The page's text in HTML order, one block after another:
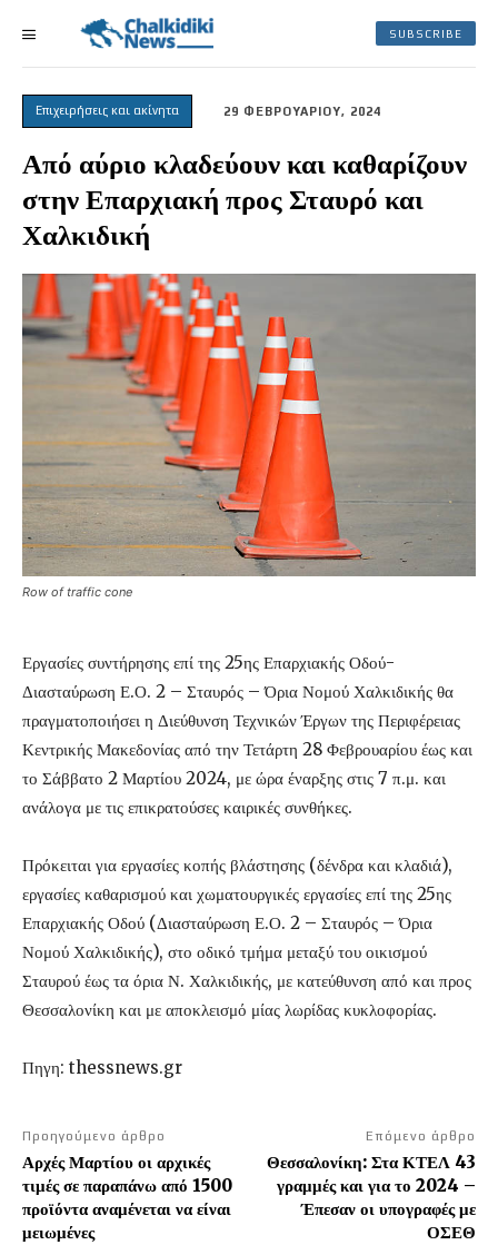
SUBSCRIBE
Επιχειρήσεις και ακίνητα 29 ΦΕΒΡΟΥΑΡΙΟΥ, 2024
Από αύριο κλαδεύουν και καθαρίζουν
στην Επαρχιακή προς Σταυρό και
Χαλκιδική
Row of traffic cone
Εργασίες συντήρησης επί της 25ης Επαρχιακής Οδού-
Διασταύρωση Ε.Ο. 2 – Σταυρός – Όρια Νομού Χαλκιδικής θα
πραγματοποιήσει η Διεύθυνση Τεχνικών Έργων της Περιφέρειας
Κεντρικής Μακεδονίας από την Τετάρτη 28 Φεβρουαρίου έως και
το Σάββατο 2 Μαρτίου 2024, με ώρα έναρξης στις 7 π.μ. και
ανάλογα με τις επικρατούσες καιρικές συνθήκες.
Πρόκειται για εργασίες κοπής βλάστησης (δένδρα και κλαδιά),
εργασίες καθαρισμού και χωματουργικές εργασίες επί της 25ης
Επαρχιακής Οδού (Διασταύρωση Ε.Ο. 2 – Σταυρός – Όρια
Νομού Χαλκιδικής), στο οδικό τμήμα μεταξύ του οικισμού
Σταυρού έως τα όρια Ν. Χαλκιδικής, με κατεύθυνση από και προς
Θεσσαλονίκη και με αποκλεισμό μίας λωρίδας κυκλοφορίας.
Πηγη: thessnews.gr
Προηγούμενο άρθρο
Αρχές Μαρτίου οι αρχικές
τιμές σε παραπάνω από 1500
προϊόντα αναμένεται να είναι
μειωμένες
Επόμενο άρθρο
Θεσσαλονίκη: Στα ΚΤΕΛ 43
γραμμές και για το 2024 –
Έπεσαν οι υπογραφές με
ΟΣΕΘ